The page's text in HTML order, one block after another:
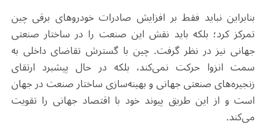
بنابراین نباید فقط بر افزایش صادرات خودروهای برقیچین
تمرکز کرد؛ بلکه باید نقش این صنعت را در ساختار صنعتی
جهانی نیز در نظر گرفت. چین با گسترش تقاضای داخلی به
سمت انزوا حرکت نمی‌کند، بلکه در حال پیشبرد ارتقای
زنجیره‌های صنعتی جهانی و بهینه‌سازی ساختار صنعت در جهان
است و از این طریق پیوند خود با اقتصاد جهانی را تقویت
می‌کند.